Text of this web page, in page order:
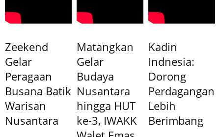
Zeekend
Gelar
Peragaan
Busana Batik
Warisan
Nusantara
Matangkan
Gelar
Budaya
Nusantara
hingga HUT
ke-3, IWAKK
Kadin
Indnesia:
Dorong
Perdagangan
Lebih
Berimbang